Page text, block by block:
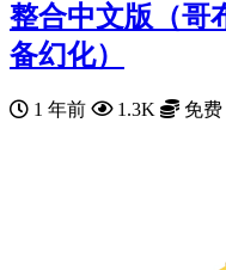
整合中文版（哥
备幻化）
1 年前 1.3K 免费